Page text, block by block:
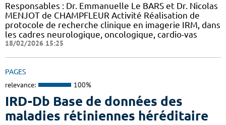
Responsables : Dr. Emmanuelle Le BARS et Dr. Nicolas
MENJOT de CHAMPFLEUR Activité Réalisation de
protocole de recherche clinique en imagerie IRM, dans
les cadres neurologique, oncologique, cardio-vas
18/02/2026 15:25
PAGES
relevance: 100%
IRD-Db Base de données des
maladies rétiniennes héréditaire